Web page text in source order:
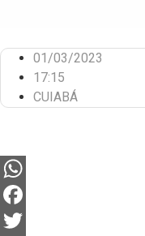
01/03/2023
17:15
CUIABÁ
WhatsApp
Facebook